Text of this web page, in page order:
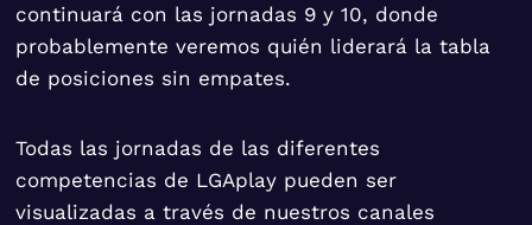
continuará con las jornadas 9 y 10, donde
probablemente veremos quién liderará la tabla
de posiciones sin empates.
Todas las jornadas de las diferentes
competencias de LGAplay pueden ser
visualizadas a través de nuestros canales